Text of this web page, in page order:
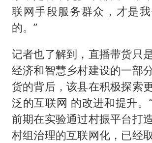
联网手段服务群众，才是
的。”
记者也了解到，直播带货只
经济和智慧乡村建设的一部
货的背后，该县在积极探索
泛的互联网 的改进和提升。
前期在实验通过村振平台打
村组治理的互联网化，已经